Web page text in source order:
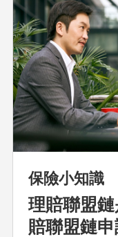
保險小知識
理賠聯盟
賠聯盟鏈